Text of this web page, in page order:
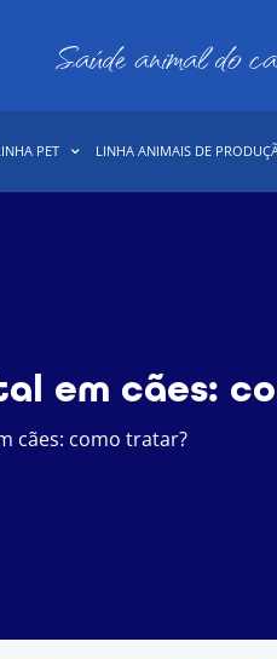
Saúde animal do
PET LINHA ANIMAIS DE
em cães:
cães: como tratar?